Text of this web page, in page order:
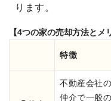
ります。
【4つの家の売却方法とメ
特徴
不動産会社の
仲介で一般の